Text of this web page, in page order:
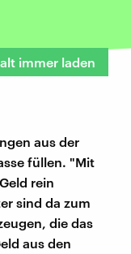
immer laden
aus der
füllen. "Mit
rein
sind da zum
die das
aus den